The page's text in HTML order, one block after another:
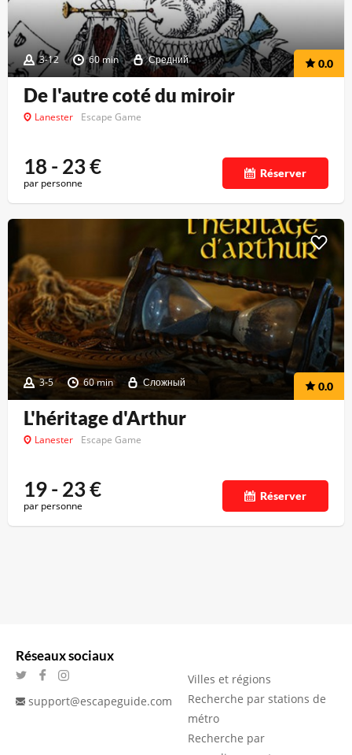
3-12 60 min Средний 0.0
De l'autre coté du miroir
Lanester Escape Game
18 - 23€
par personne
Réserver
3-5 60 min Сложный 0.0
L'héritage d'Arthur
Lanester Escape Game
19 - 23€
par personne
Réserver
Réseaux sociaux
support@escapeguide.com
Villes et régions
Recherche par stations de
métro
Recherche par